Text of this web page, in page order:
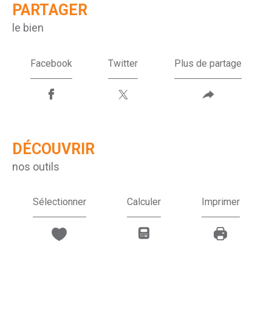
PARTAGER
le bien
Facebook Twitter Plus de partage
DÉCOUVRIR
nos outils
Sélectionner Calculer Imprimer